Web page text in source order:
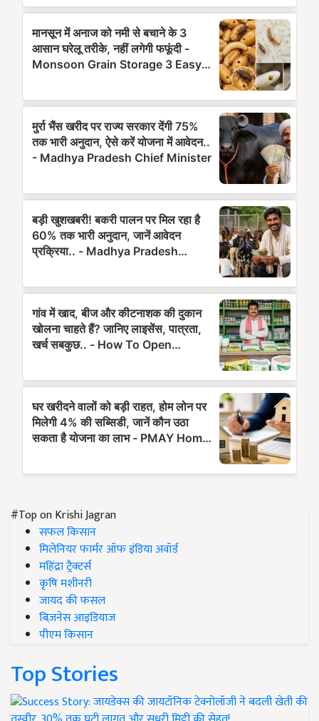
#Top on Krishi Jagran
सफल किसान
मिलेनियर फार्मर ऑफ इंडिया अवॉर्ड
महिंद्रा ट्रैक्टर्स
कृषि मशीनरी
जायद की फसल
बिज़नेस आइडियाज
पीएम किसान
Top Stories